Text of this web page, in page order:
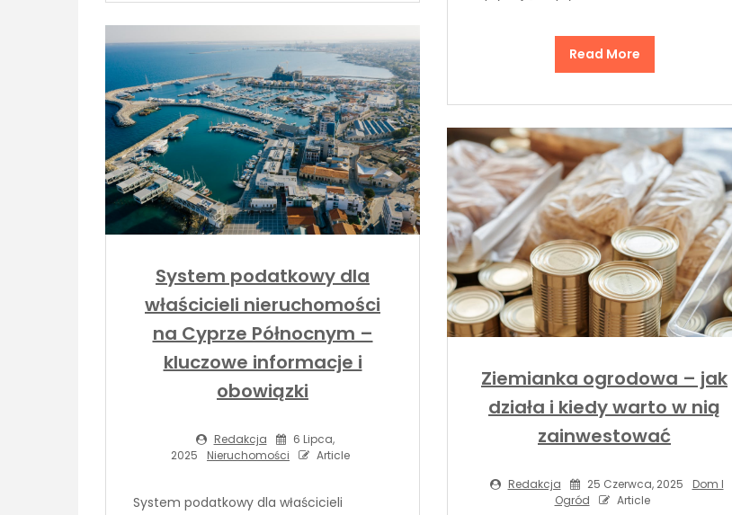
Read More
System podatkowy dla
właścicieli nieruchomości
na Cyprze Północnym –
kluczowe informacje i
obowiązki
Redakcja
6 Lipca,
2025
Nieruchomości Article
System podatkowy dla właścicieli
Ziemianka ogrodowa – jak
działa i kiedy warto w nią
zainwestować
Redakcja 25 Czerwca, 2025
Dom I
Ogród
Article